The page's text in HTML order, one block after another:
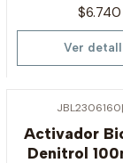
$6.740
Ver
JBL2306160|
Activador
Denitrol